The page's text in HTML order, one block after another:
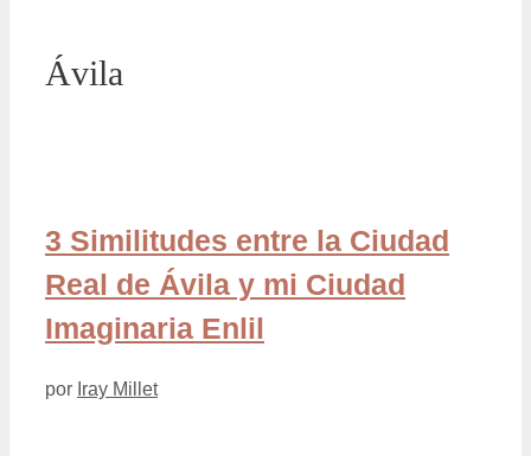
Ávila
3 Similitudes entre la Ciudad
Real de Ávila y mi Ciudad
Imaginaria Enlil
por Iray Millet